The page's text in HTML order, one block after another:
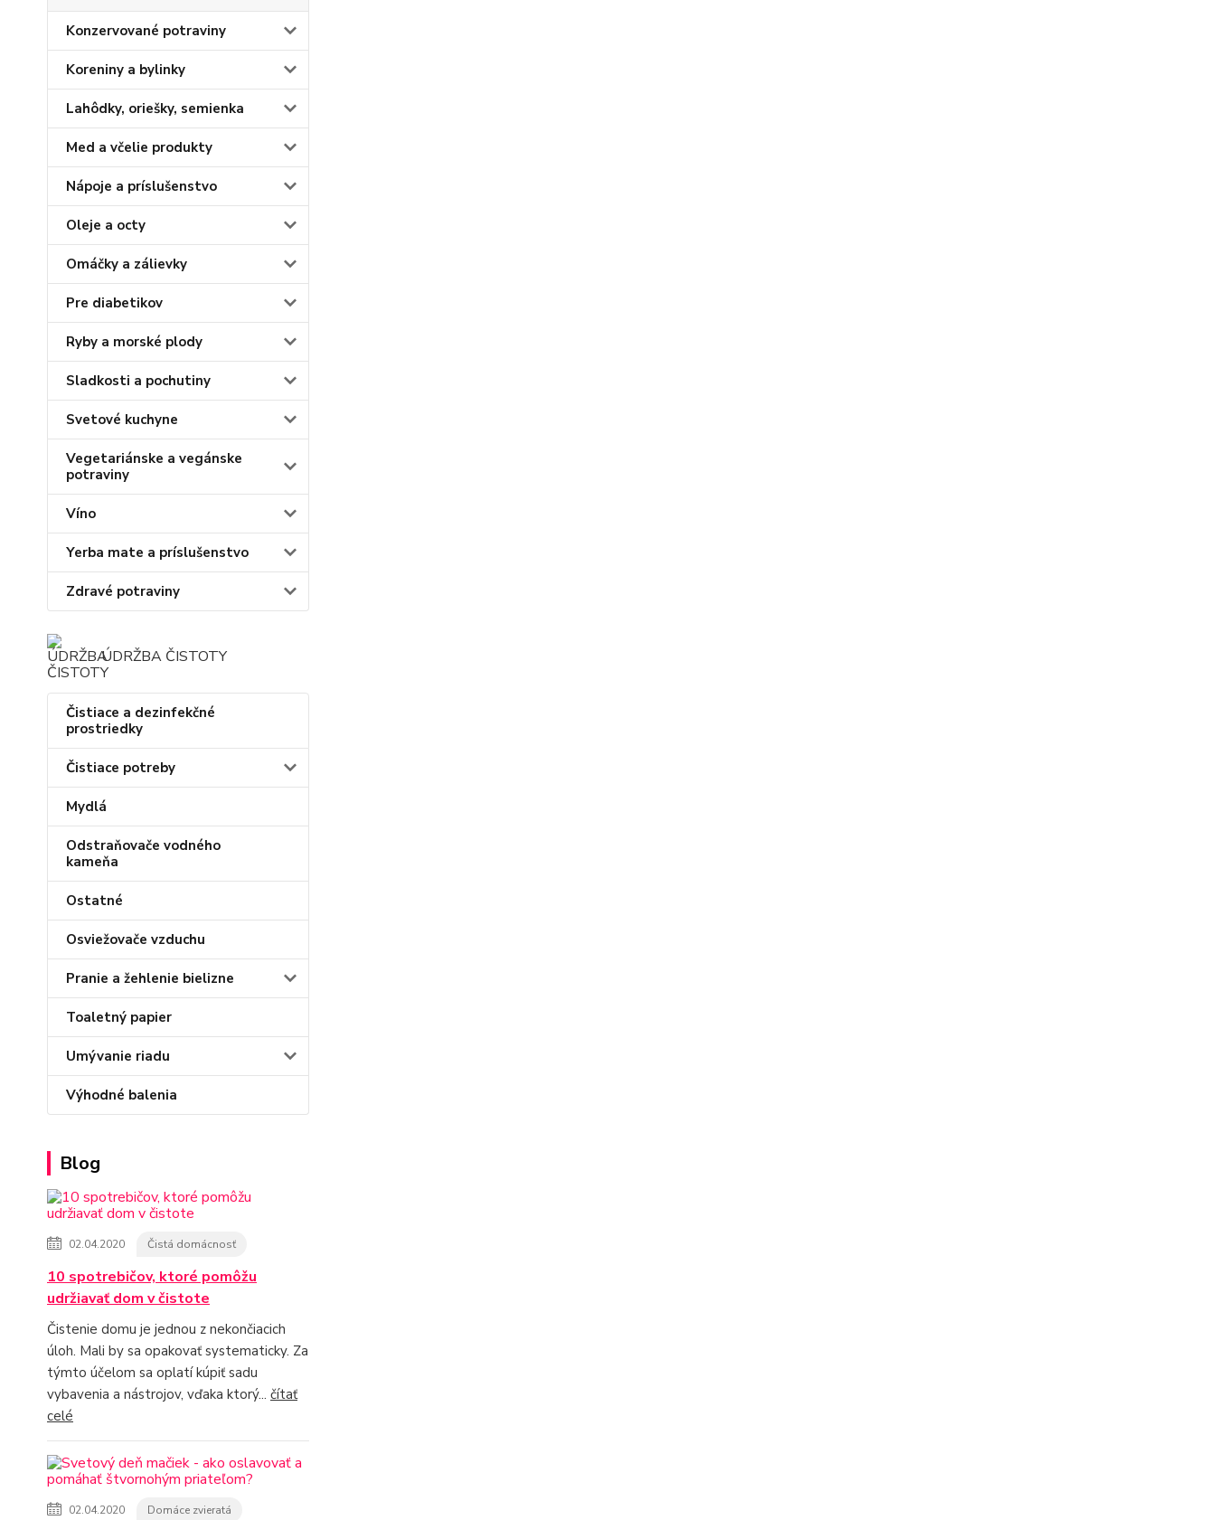
Konzervované potraviny
Koreniny a bylinky
Lahôdky, oriešky, semienka
Med a včelie produkty
Nápoje a príslušenstvo
Oleje a octy
Omáčky a zálievky
Pre diabetikov
Ryby a morské plody
Sladkosti a pochutiny
Svetové kuchyne
Vegetariánske a vegánske
potraviny
Víno
Yerba mate a príslušenstvo
Zdravé potraviny
ÚDRŽBA ČISTOTY
Čistiace a dezinfekčné
prostriedky
Čistiace potreby
Mydlá
Odstraňovače vodného
kameňa
Ostatné
Osviežovače vzduchu
Pranie a žehlenie bielizne
Toaletný papier
Umývanie riadu
Výhodné balenia
Blog
02.04.2020 Čistá domácnosť
10 spotrebičov, ktoré pomôžu
udržiavať dom v čistote
Čistenie domu je jednou z nekončiacich
úloh. Mali by sa opakovať systematicky. Za
týmto účelom sa oplatí kúpiť sadu
vybavenia a nástrojov, vďaka ktorý... čítať
celé
02.04.2020 Domáce zvieratá